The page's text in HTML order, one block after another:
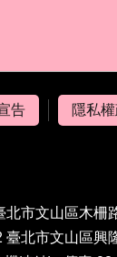
告 隱私
北市文山區木柵
臺北市文山區興